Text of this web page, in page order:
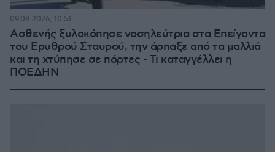
Ασθενής ξυλοκόπησε νοσηλεύτρια στα Επείγοντα
του Ερυθρού Σταυρού, την άρπαξε από τα μαλλιά
και τη χτύπησε σε πόρτες - Τι καταγγέλλει η
ΠΟΕΔΗΝ
09.08.2026, 10:51